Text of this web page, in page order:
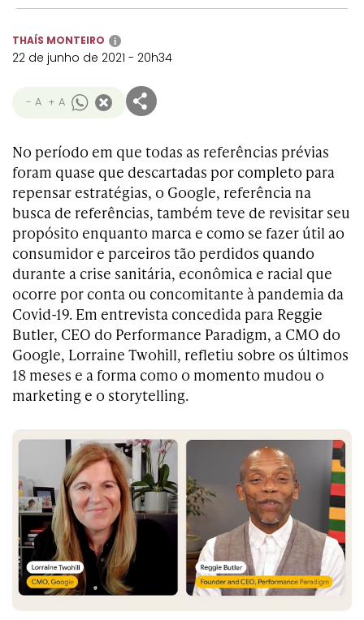
Transformation
Creative
Commerce
Creative
Strategy
for Music
for Sport
Film
Film Craft PR
Creative Brand
Creative
Creative Data
Entertainment
Entertainment
Entertainment
for Sport
Outdoor
Goals
THAÍS MONTEIRO i
22 de junho de 2021 - 20h34
- A + A
No período em que todas as referências prévias
foram quase que descartadas por completo para
repensar estratégias, o Google, referência na
busca de referências, também teve de revisitar seu
propósito enquanto marca e como se fazer útil ao
consumidor e parceiros tão perdidos quando
durante a crise sanitária, econômica e racial que
ocorre por conta ou concomitante à pandemia da
Covid-19. Em entrevista concedida para Reggie
Butler, CEO do Performance Paradigm, a CMO do
Google, Lorraine Twohill, refletiu sobre os últimos
18 meses e a forma como o momento mudou o
marketing e o storytelling.